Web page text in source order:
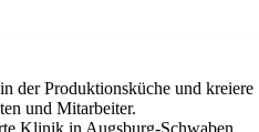
der Produktionsküche und kreiere
und Mitarbeiter.